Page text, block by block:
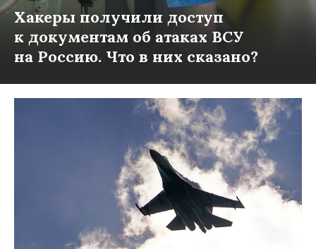
Хакеры получили доступ
к документам об атаках ВСУ
на Россию. Что в них сказано?